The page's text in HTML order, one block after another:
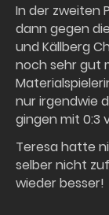
In der zweiten
dann gegen
und Källberg
noch sehr gut
nur irgendwie
gingen mit 0:3
Teresa hatte
selber nicht
wieder besser!